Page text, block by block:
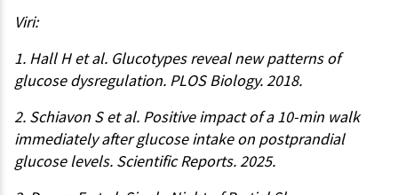
Viri:
1. Hall H et al. Glucotypes reveal new patterns of
glucose dysregulation. PLOS Biology. 2018.
2. Schiavon S et al. Positive impact of a 10-min walk
immediately after glucose intake on postprandial
glucose levels. Scientific Reports. 2025.